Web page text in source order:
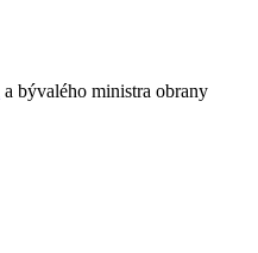
a bývalého ministra obrany